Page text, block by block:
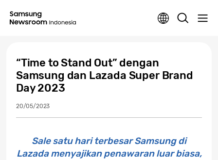
“Time to Stand Out” dengan
Samsung dan Lazada Super Brand
Day 2023
20/05/2023
Sale satu hari terbesar Samsung di
Lazada menyajikan penawaran luar biasa,